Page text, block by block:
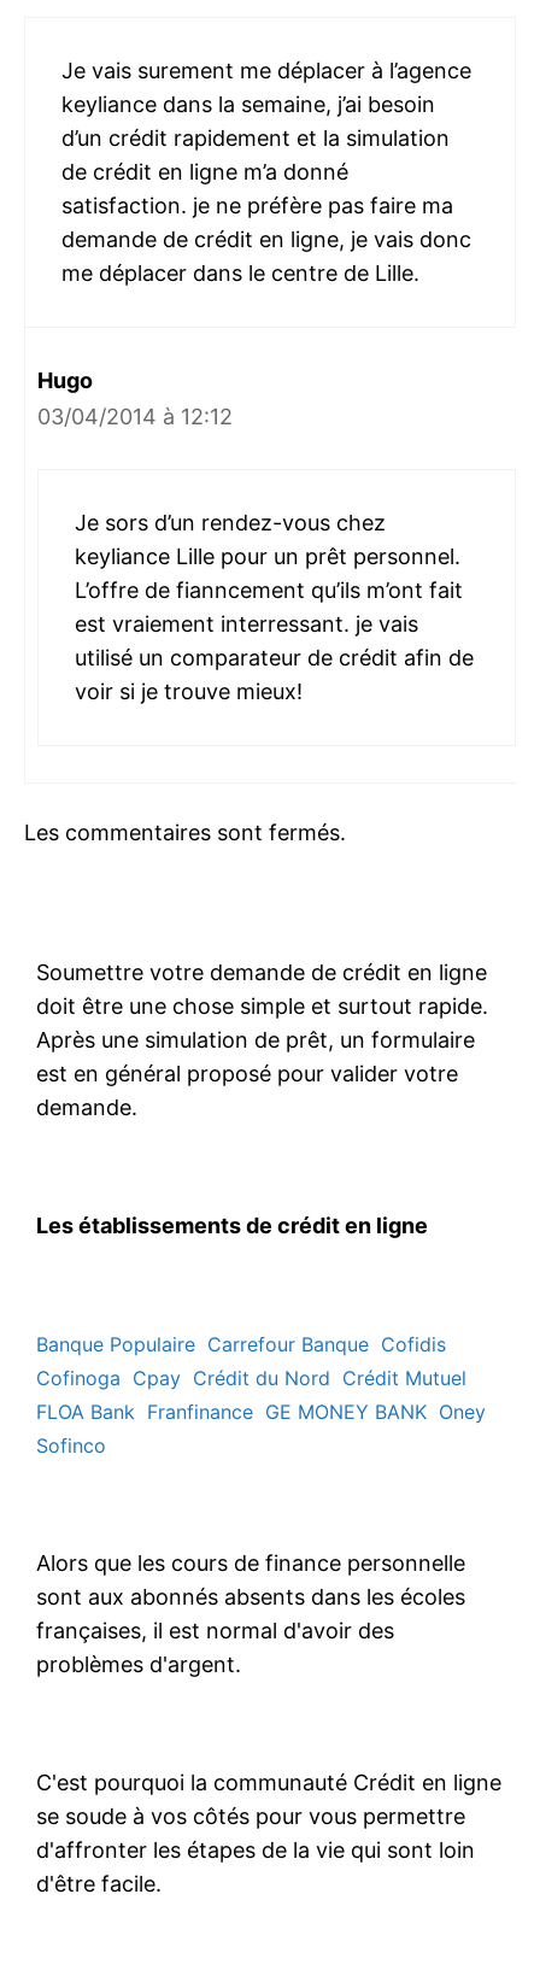
Je vais surement me déplacer à l’agence
keyliance dans la semaine, j’ai besoin
d’un crédit rapidement et la simulation
de crédit en ligne m’a donné
satisfaction. je ne préfère pas faire ma
demande de crédit en ligne, je vais donc
me déplacer dans le centre de Lille.
Hugo
03/04/2014 à 12:12
Je sors d’un rendez-vous chez
keyliance Lille pour un prêt personnel.
L’offre de fianncement qu’ils m’ont fait
est vraiement interressant. je vais
utilisé un comparateur de crédit afin de
voir si je trouve mieux!
Les commentaires sont fermés.
Soumettre votre demande de crédit en ligne
doit être une chose simple et surtout rapide.
Après une simulation de prêt, un formulaire
est en général proposé pour valider votre
demande.
Les établissements de crédit en ligne
Banque Populaire Carrefour Banque Cofidis
Cofinoga Cpay Crédit du Nord Crédit Mutuel
FLOA Bank Franfinance GE MONEY BANK Oney
Sofinco
Alors que les cours de finance personnelle
sont aux abonnés absents dans les écoles
françaises, il est normal d'avoir des
problèmes d'argent.
C'est pourquoi la communauté Crédit en ligne
se soude à vos côtés pour vous permettre
d'affronter les étapes de la vie qui sont loin
d'être facile.